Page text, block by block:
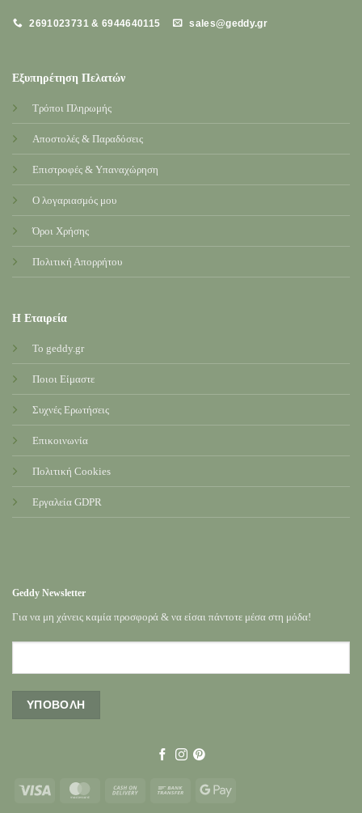
2691023731 & 6944640115 sales@geddy.gr
Εξυπηρέτηση Πελατών
Τρόποι Πληρωμής
Αποστολές & Παραδόσεις
Επιστροφές & Υπαναχώρηση
Ο λογαριασμός μου
Όροι Χρήσης
Πολιτική Απορρήτου
Η Εταιρεία
Το geddy.gr
Ποιοι Είμαστε
Συχνές Ερωτήσεις
Επικοινωνία
Πολιτική Cookies
Εργαλεία GDPR
Geddy Newsletter
Για να μη χάνεις καμία προσφορά & να είσαι πάντοτε μέσα στη μόδα!
Visa MasterCardCash
Bank
Google